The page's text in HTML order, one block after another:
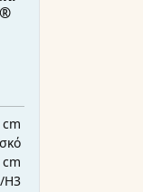
cm
H3